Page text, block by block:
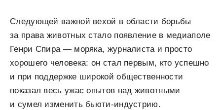
Следующей важной вехой в области борьбы
за права животных стало появление в медиаполе
Генри Спира — моряка, журналиста и просто
хорошего человека: он стал первым, кто успешно
и при поддержке широкой общественности
показал весь ужас опытов над животными
и сумел изменить бьюти-индустрию.